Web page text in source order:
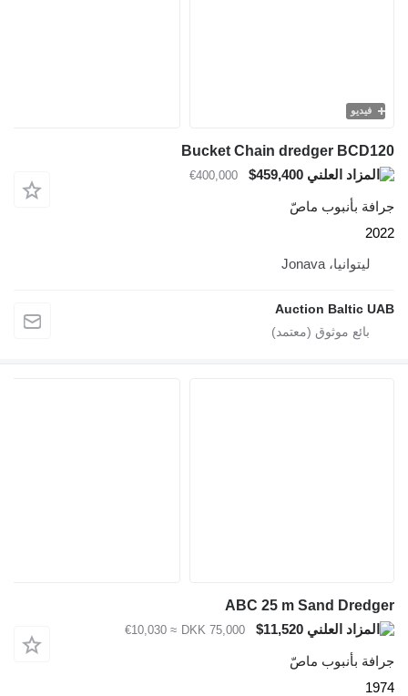
فيديو
Bucket Chain dredger BCD120
€400,000
جرافة بأنبوب ماصّ
2022
ليتوانيا، Jonava
Auction Baltic UAB
ABC 25 m Sand Dredger
DKK 75,000
≈ €10,030
جرافة بأنبوب ماصّ
1974